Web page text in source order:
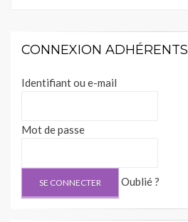
CONNEXION ADHÉRENTS
Identifiant ou e-mail
Mot de passe
Oublié ?